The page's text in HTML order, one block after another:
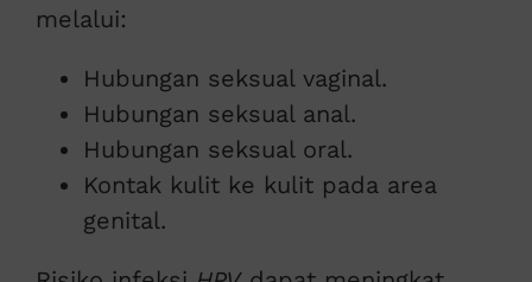
melalui:
Hubungan seksual vaginal.
Hubungan seksual anal.
Hubungan seksual oral.
Kontak kulit ke kulit pada area
genital.